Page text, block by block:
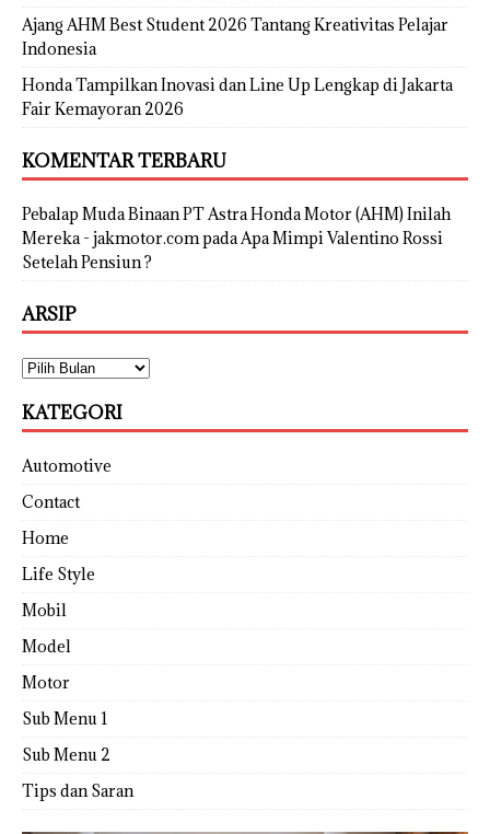
Ajang AHM Best Student 2026 Tantang Kreativitas Pelajar
Indonesia
Honda Tampilkan Inovasi dan Line Up Lengkap di Jakarta
Fair Kemayoran 2026
KOMENTAR TERBARU
Pebalap Muda Binaan PT Astra Honda Motor (AHM) Inilah
Mereka - jakmotor.compadaApa Mimpi Valentino Rossi
Setelah Pensiun ?
ARSIP
KATEGORI
Automotive
Contact
Home
Life Style
Mobil
Model
Motor
Sub Menu 1
Sub Menu 2
Tips dan Saran